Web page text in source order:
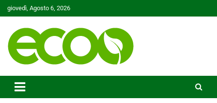
Skip
to
giovedì, Agosto 6, 2026
Ecoo.it